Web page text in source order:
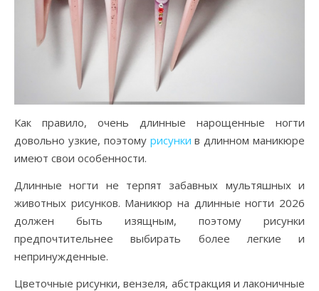
Как правило, очень длинные нарощенные ногти
довольно узкие, поэтому рисунки в длинном маникюре
имеют свои особенности.
Длинные ногти не терпят забавных мультяшных и
животных рисунков. Маникюр на длинные ногти 2026
должен быть изящным, поэтому рисунки
предпочтительнее выбирать более легкие и
непринужденные.
Цветочные рисунки, вензеля, абстракция и лаконичные